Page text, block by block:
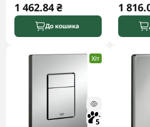
1 462.84 ₴
До кошика
1
Хіт
5